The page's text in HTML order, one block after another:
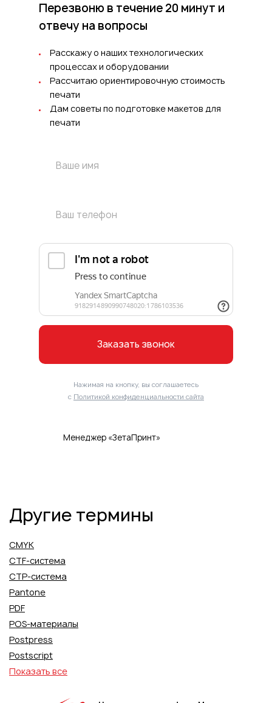
Менеджер «ЗетаПринт»
Перезвоню в течение 20 минут и
отвечу на вопросы
Расскажу о наших технологических
процессах и оборудовании
Рассчитаю ориентировочную стоимость
печати
Дам советы по подготовке макетов для
печати
Заказать звонок
Нажимая на кнопку, вы соглашаетесь
с Политикой конфиденциальности сайта
Другие термины
CMYK
CTF-система
CTP-система
Pantone
PDF
POS-материалы
Postpress
Postscript
Показать все